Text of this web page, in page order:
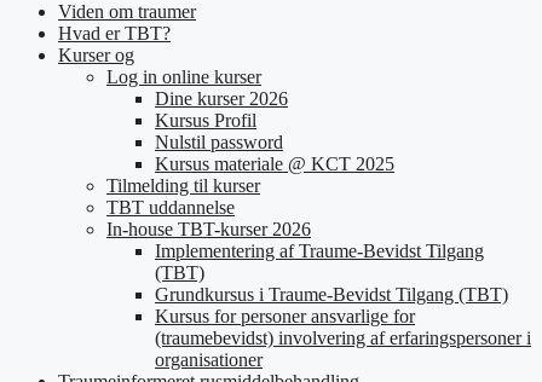
Viden om traumer
Hvad er TBT?
Kurser og
Log in online kurser
Dine kurser 2026
Kursus Profil
Nulstil password
Kursus materiale @ KCT 2025
Tilmelding til kurser
TBT uddannelse
In-house TBT-kurser 2026
Implementering af Traume-Bevidst Tilgang
(TBT)
Grundkursus i Traume-Bevidst Tilgang (TBT)
Kursus for personer ansvarlige for
(traumebevidst) involvering af erfaringspersoner i
organisationer